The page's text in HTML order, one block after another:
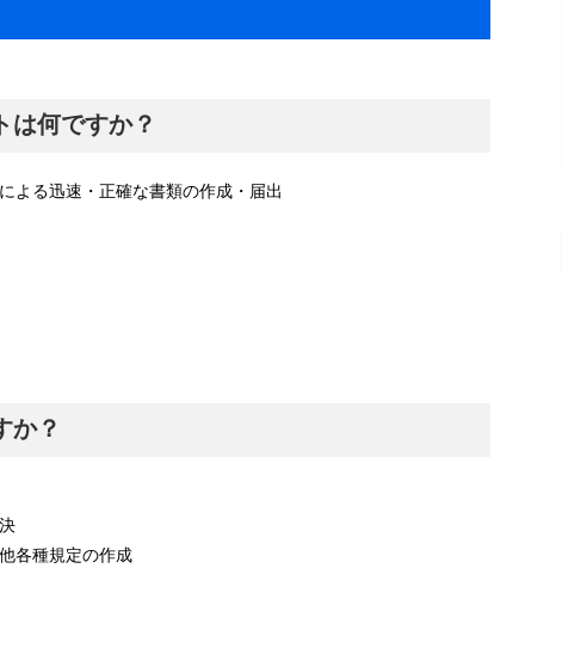
は何ですか？
よる迅速・正確な書類の作成・届出
か？
各種規定の作成